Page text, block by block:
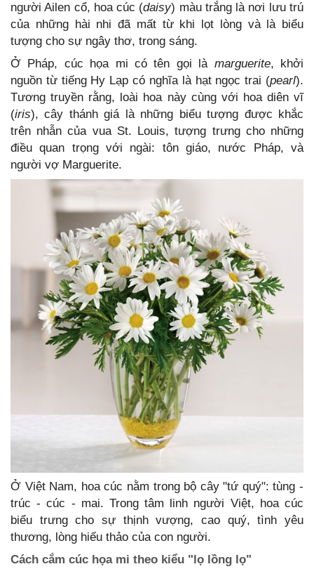
người Ailen cổ, hoa cúc (daisy) màu trắng là nơi lưu trú
của những hài nhi đã mất từ khi lọt lòng và là biểu
tượng cho sự ngây thơ, trong sáng.
Ở Pháp, cúc họa mi có tên gọi là marguerite, khởi
nguồn từ tiếng Hy Lạp có nghĩa là hạt ngọc trai (pearl).
Tương truyền rằng, loài hoa này cùng với hoa diên vĩ
(iris), cây thánh giá là những biểu tượng được khắc
trên nhẫn của vua St. Louis, tượng trưng cho những
điều quan trọng với ngài: tôn giáo, nước Pháp, và
người vợ Marguerite.
Ở Việt Nam, hoa cúc nằm trong bộ cây "tứ quý": tùng -
trúc - cúc - mai. Trong tâm linh người Việt, hoa cúc
biểu trưng cho sự thịnh vượng, cao quý, tình yêu
thương, lòng hiếu thảo của con người.
Cách cắm cúc họa mi theo kiểu "lọ lồng lọ"